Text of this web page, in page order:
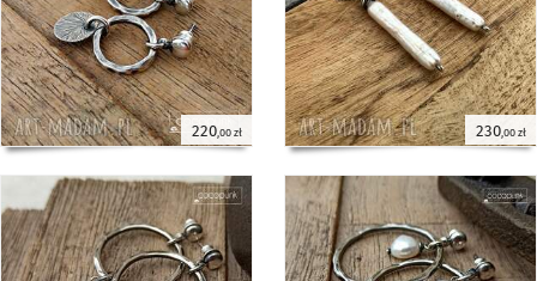
6 kwietnia 2026
Nie dość, że kolczyki piękne, to
jeszcze bardzo ładnie i elegancko
zapakowane.
Rafał
11 lutego 2026
kolczyki koła 2 cm - srebro pr. 925 -
Cocopunk
z projektantem. Polecam. Żona
bardzo zadowolona.
Damian
naszyjnik z kółkiem 2,5cm - srebro 925
220,00 zł 230,00 zł